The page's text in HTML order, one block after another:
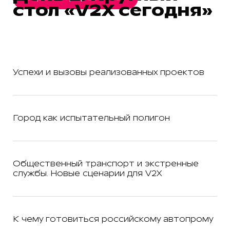
стол «V2X сегодня»
Успехи и вызовы реализованных проектов
Город как испытательный полигон
Общественный транспорт и экстренные
службы. Новые сценарии для V2X
К чему готовиться российскому автопрому